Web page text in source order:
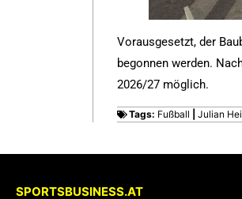
Vorausgesetzt, der
begonnen werden.
2026/27 möglich.
Tags: Fußball |Julian
SPORTSBUSINESS.AT